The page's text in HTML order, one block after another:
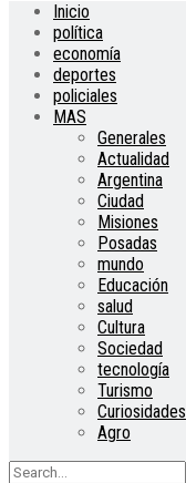
Inicio
política
economía
deportes
policiales
MAS
Generales
Actualidad
Argentina
Ciudad
Misiones
Posadas
mundo
Educación
salud
Cultura
Sociedad
tecnología
Turismo
Curiosidades
Agro